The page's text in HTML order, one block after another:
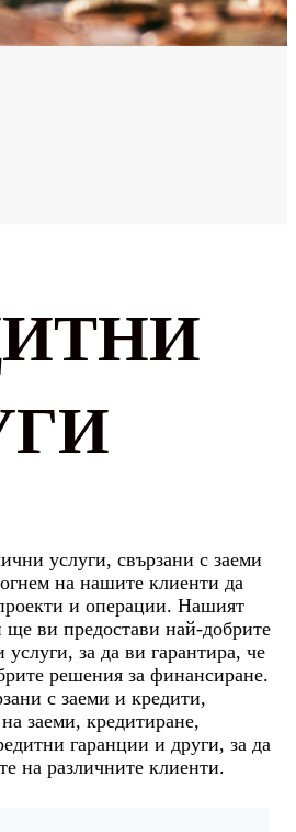
услуги, свързани с заеми
на нашите клиенти да
и операции. Нашият
ви предостави най-добрите
за да ви гарантира, че
решения за финансиране.
с заеми и кредити,
заеми, кредитиране,
гаранции и други, за да
на различните клиенти.